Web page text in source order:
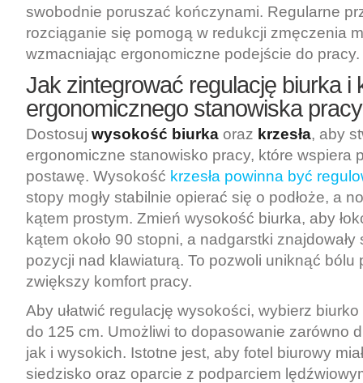
swobodnie poruszać kończynami. Regularne
rozciąganie się pomogą w redukcji zmęczenia
wzmacniając ergonomiczne podejście do pracy.
Jak zintegrować regulację biurka i
ergonomicznego stanowiska
Dostosuj wysokość biurka oraz krzesła, aby
ergonomiczne stanowisko pracy, które wspiera
postawę. Wysokość krzesła powinna być
stopy mogły stabilnie opierać się o podłoże, a
kątem prostym. Zmień wysokość biurka, aby
kątem około 90 stopni, a nadgarstki
pozycji nad klawiaturą. To pozwoli uniknąć bólu
zwiększy komfort pracy.
Aby ułatwić regulację wysokości, wybierz
do 125 cm. Umożliwi to dopasowanie zarówno
jak i wysokich. Istotne jest, aby fotel biurowy
siedzisko oraz oparcie z podparciem